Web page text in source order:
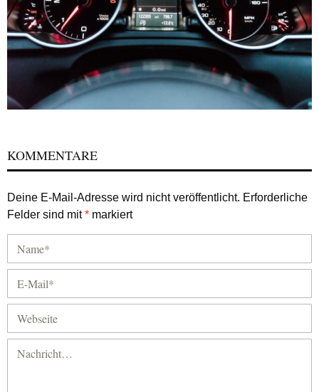
KOMMENTARE
Deine E-Mail-Adresse wird nicht veröffentlicht. Erforderliche
Felder sind mit* markiert